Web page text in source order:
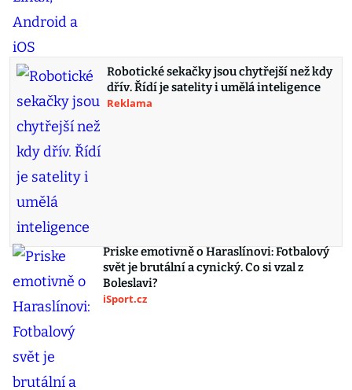
Robotické sekačky jsou chytřejší než kdy
dřív. Řídí je satelity i umělá inteligence
Reklama
Priske emotivně o Haraslínovi: Fotbalový
svět je brutální a cynický. Co si vzal z
Boleslavi?
iSport.cz